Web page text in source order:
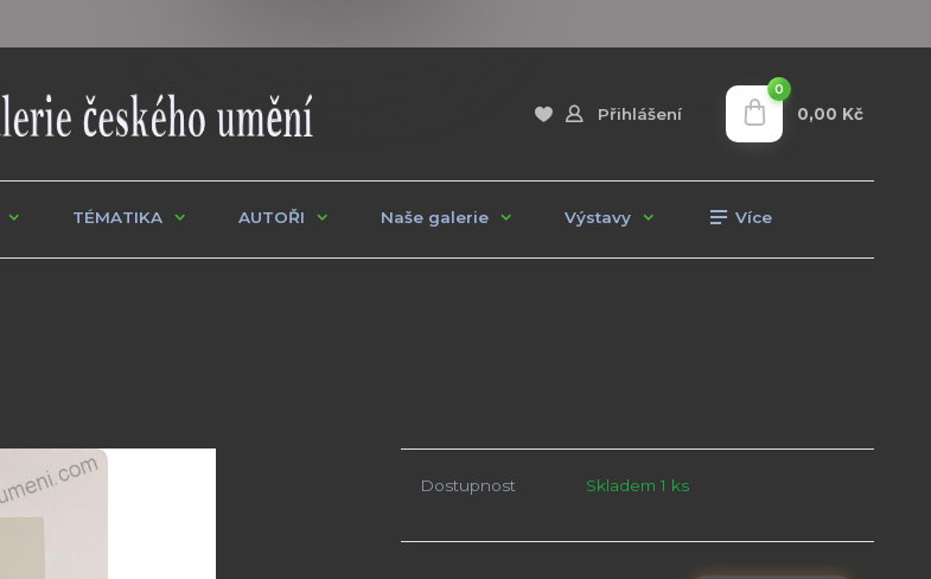
Přihlášení
0
0,00 Kč
TÉMATIKA AUTOŘI Naše galerie Výstavy Více
Dostupnost Skladem 1 ks